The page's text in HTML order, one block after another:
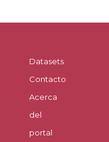
Datasets
Contacto
Acerca
del
portal